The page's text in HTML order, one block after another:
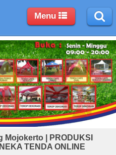
Mojokerto | PRODUKSI
TENDA ONLINE
Menu